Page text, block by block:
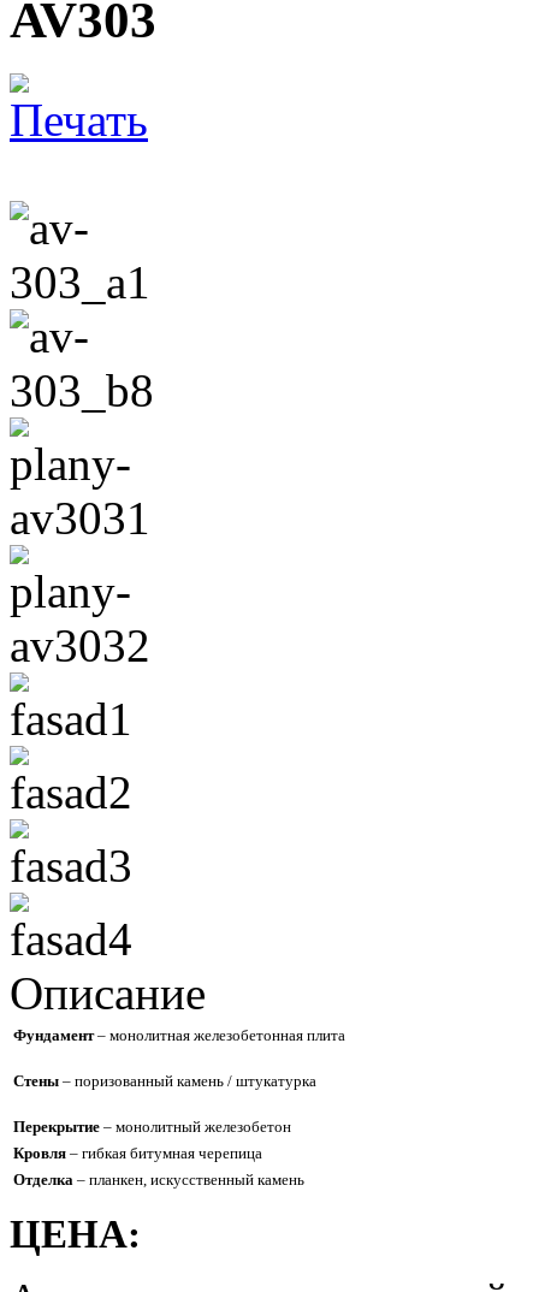
AV303
Описание
Фундамент– монолитная железобетонная плита
Стены – поризованный камень / штукатурка
Перекрытие – монолитный железобетон
Кровля – гибкая битумная черепица
Отделка – планкен, искусственный камень
ЦЕНА: